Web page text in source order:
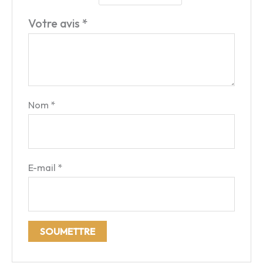
Votre avis*
Nom *
E-mail *